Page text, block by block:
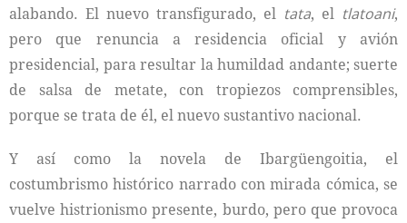
alabando. El nuevo transfigurado, el tata, el tlatoani,
pero que renuncia a residencia oficial y avión
presidencial, para resultar la humildad andante; suerte
de salsa de metate, con tropiezos comprensibles,
porque se trata de él, el nuevo sustantivo nacional.
Y así como la novela de Ibargüengoitia, el
costumbrismo histórico narrado con mirada cómica, se
vuelve histrionismo presente, burdo, pero que provoca